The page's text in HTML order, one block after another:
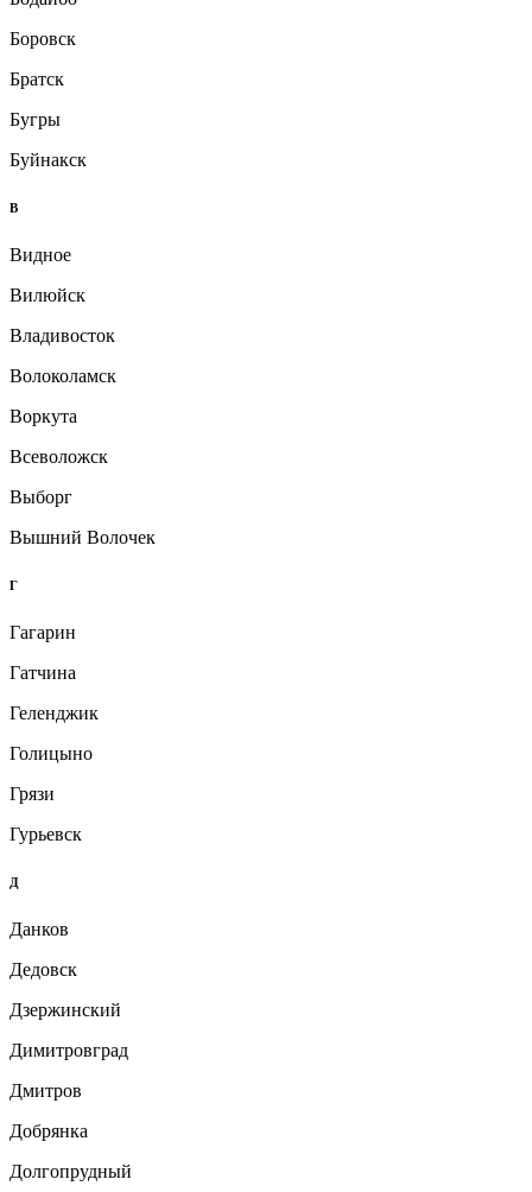
Боровск
Братск
Бугры
Буйнакск
В
Видное
Вилюйск
Владивосток
Волоколамск
Воркута
Всеволожск
Выборг
Вышний Волочек
Г
Гагарин
Гатчина
Геленджик
Голицыно
Грязи
Гурьевск
Д
Данков
Дедовск
Дзержинский
Димитровград
Дмитров
Добрянка
Долгопрудный